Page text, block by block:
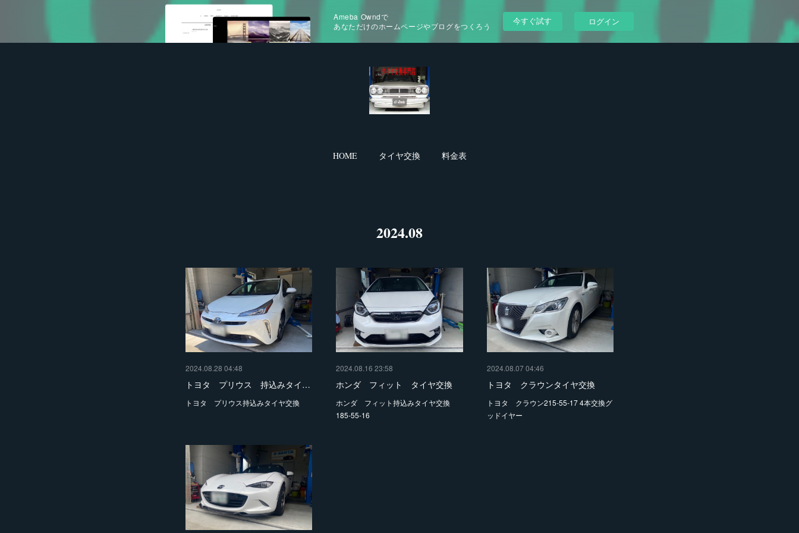
Ameba Owndで
あなただけのホームページやブログをつくろう
今すぐ試す ログイン
HOME タイヤ交換 料金表
2024.08
2024.08.28 04:48
トヨタ プリウス 持込みタイ…
トヨタ プリウス持込みタイヤ交換
2024.08.16 23:58
ホンダ フィット タイヤ交換
ホンダ フィット持込みタイヤ交換
185-55-16
2024.08.07 04:46
トヨタ クラウンタイヤ交換
トヨタ クラウン215-55-17 4本交換グ
ッドイヤー